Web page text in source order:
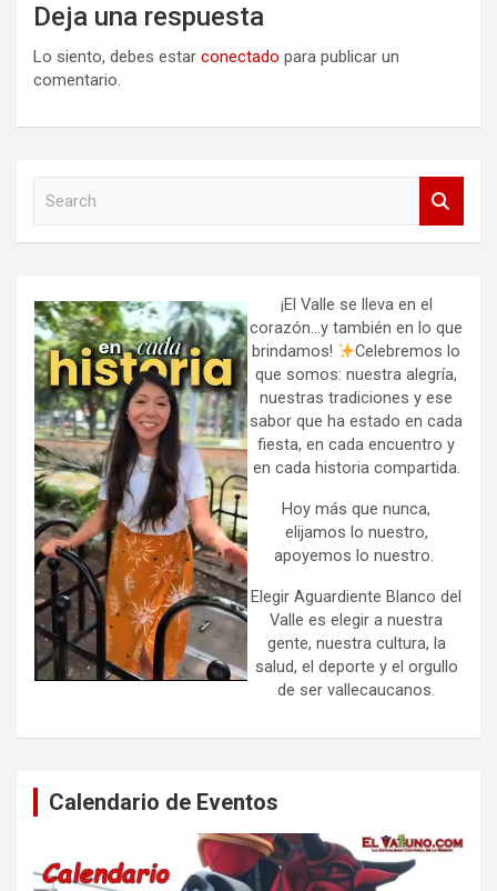
Deja una respuesta
Lo siento, debes estar conectado para publicar un
comentario.
h
¡El Valle se lleva en el
corazón…y también en lo que
brindamos!
Celebremos lo
que somos: nuestra alegría,
nuestras tradiciones y ese
sabor que ha estado en cada
fiesta, en cada encuentro y
en cada historia compartida.
Hoy más que nunca,
elijamos lo nuestro,
apoyemos lo nuestro.
Elegir Aguardiente Blanco del
Valle es elegir a nuestra
gente, nuestra cultura, la
salud, el deporte y el orgullo
de ser vallecaucanos.
Calendario de Eventos